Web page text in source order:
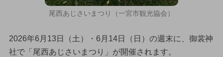
尾西あじさいまつり（一宮市観光協会）
2026年6月13日（土）・6月14日（日）の週末に、御裳神
社で「尾西あじさいまつり」が開催されます。